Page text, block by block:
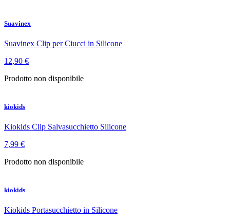
Suavinex
Suavinex Clip per Ciucci in Silicone
12,90 €
Prodotto non disponibile
kiokids
Kiokids Clip Salvasucchietto Silicone
7,99 €
Prodotto non disponibile
kiokids
Kiokids Portasucchietto in Silicone